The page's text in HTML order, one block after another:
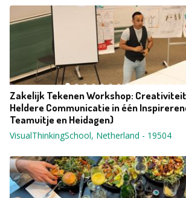
Zakelijk Tekenen Workshop:
Heldere Communicatie in één
Teamuitje en Heidagen)
VisualThinkingSchool, Netherland - 19504